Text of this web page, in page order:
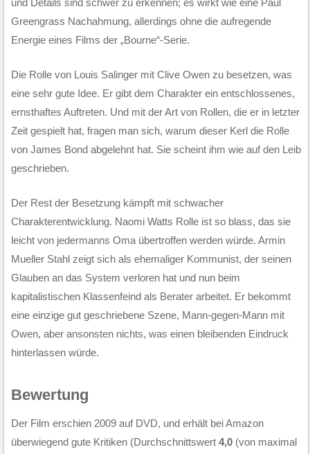
und Details sind schwer zu erkennen; es wirkt wie eine Paul
Greengrass Nachahmung, allerdings ohne die aufregende
Energie eines Films der „Bourne“-Serie.
Die Rolle von Louis Salinger mit Clive Owen zu besetzen, was
eine sehr gute Idee. Er gibt dem Charakter ein entschlossenes,
ernsthaftes Auftreten. Und mit der Art von Rollen, die er in letzter
Zeit gespielt hat, fragen man sich, warum dieser Kerl die Rolle
von James Bond abgelehnt hat. Sie scheint ihm wie auf den Leib
geschrieben.
Der Rest der Besetzung kämpft mit schwacher
Charakterentwicklung. Naomi Watts Rolle ist so blass, das sie
leicht von jedermanns Oma übertroffen werden würde. Armin
Mueller Stahl zeigt sich als ehemaliger Kommunist, der seinen
Glauben an das System verloren hat und nun beim
kapitalistischen Klassenfeind als Berater arbeitet. Er bekommt
eine einzige gut geschriebene Szene, Mann-gegen-Mann mit
Owen, aber ansonsten nichts, was einen bleibenden Eindruck
hinterlassen würde.
Bewertung
Der Film erschien 2009 auf DVD, und erhält bei Amazon
überwiegend gute Kritiken (Durchschnittswert 4,0(von maximal